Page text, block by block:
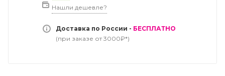
Нашли дешевле?
Доставка по России - БЕСПЛАТНО
(при заказе от 3000₽*)